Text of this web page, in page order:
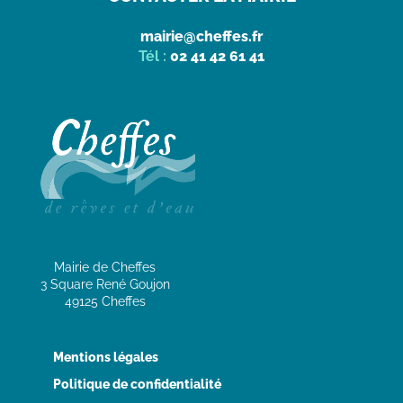
mairie@cheffes.fr
Tél : 02 41 42 61 41
Mairie de Cheffes
3 Square René Goujon
49125 Cheffes
Mentions légales
Politique de confidentialité